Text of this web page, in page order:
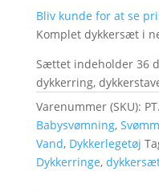
Bliv kunde for at se
Komplet dykkersæt i
Sættet indeholder 36
dykkerring,
Varenummer (SKU):
Babysvømning,
Vand, Dykkerlegetøj
Dykkerringe,